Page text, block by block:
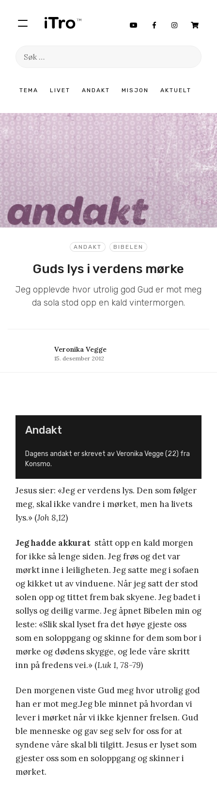
TEMA LIVET ANDAKT MISJON AKTUELT
Søk
innhold
ANDAKT BIBELEN
Guds lys i verdens mørke
Jeg opplevde hvor utrolig god Gud er mot meg
da sola stod opp en kald vintermorgen.
Veronika Vegge
15. desember 2012
Andakt
Dagens andakt er skrevet av Veronika Vegge (22) fra
Konsmo.
Jesus sier: «Jeg er verdens lys. Den som følger
meg, skal ikke vandre i mørket, men ha livets
lys.» (Joh 8,12)
Jeg hadde akkurat stått opp en kald morgen
for ikke så lenge siden. Jeg frøs og det var
mørkt inne i leiligheten. Jeg satte meg i sofaen
og kikket ut av vinduene. Når jeg satt der stod
solen opp og tittet frem bak skyene. Jeg badet i
sollys og deilig varme. Jeg åpnet Bibelen min og
leste: «Slik skal lyset fra det høye gjeste oss
som en soloppgang og skinne for dem som bor i
mørke og dødens skygge, og lede våre skritt
inn på fredens vei.» (Luk 1, 78-79)
Den morgenen viste Gud meg hvor utrolig god
han er mot meg.Jeg ble minnet på hvordan vi
lever i mørket når vi ikke kjenner frelsen. Gud
ble menneske og gav seg selv for oss for at
syndene våre skal bli tilgitt. Jesus er lyset som
gjester oss som en soloppgang og skinner i
mørket.